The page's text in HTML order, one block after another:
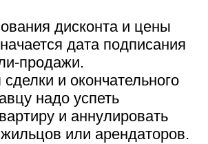
дисконта и цены
дата подписания
продажи.
и окончательного
надо успеть
и аннулировать
или арендаторов.